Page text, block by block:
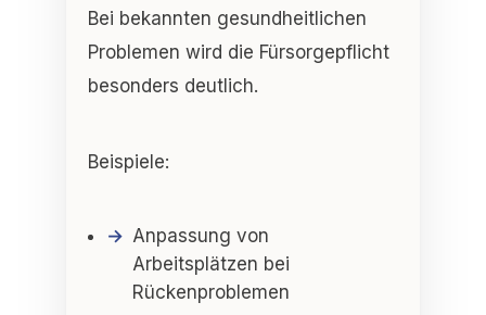
Bei bekannten gesundheitlichen
Problemen wird die Fürsorgepflicht
besonders deutlich.
Beispiele:
Anpassung von
Arbeitsplätzen bei
Rückenproblemen